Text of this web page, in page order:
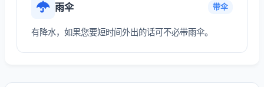
雨伞 带伞
有降水，如果您要短时间外出的话可不必带雨伞。